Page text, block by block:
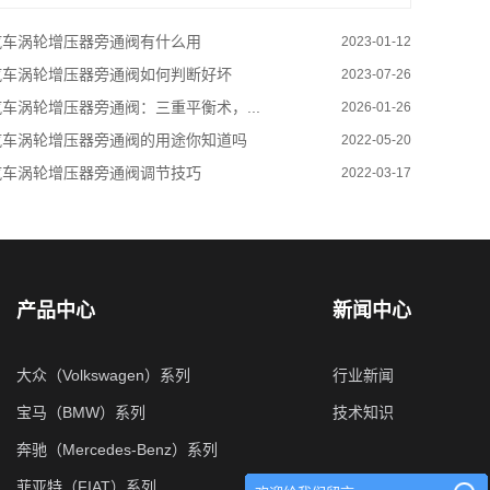
涡轮增压器旁通阀有什么用 2023-01-12
涡轮增压器旁通阀如何判断好坏 2023-07-26
涡轮增压器旁通阀：三重平衡术，... 2026-01-26
涡轮增压器旁通阀的用途你知道吗 2022-05-20
涡轮增压器旁通阀调节技巧 2022-03-17
产品中心
大众（Volkswagen）系列
宝马（BMW）系列
奔驰（Mercedes-Benz）系列
菲亚特（FIAT）系列
新闻中心
行业新闻
技术知识